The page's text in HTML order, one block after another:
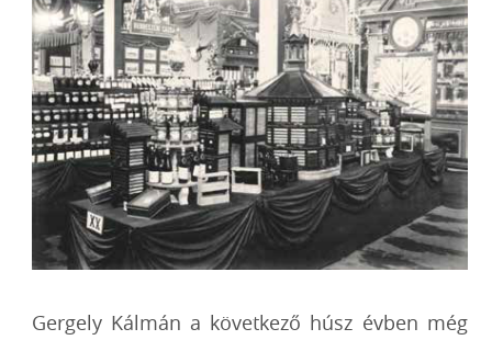
Gergely Kálmán a következő húsz évben még